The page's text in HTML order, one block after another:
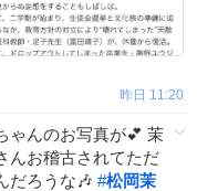
昨日 11:20
ゃんのお写真が💕 茉
んお稽古されてただ
だろうな🎶 #松岡茉